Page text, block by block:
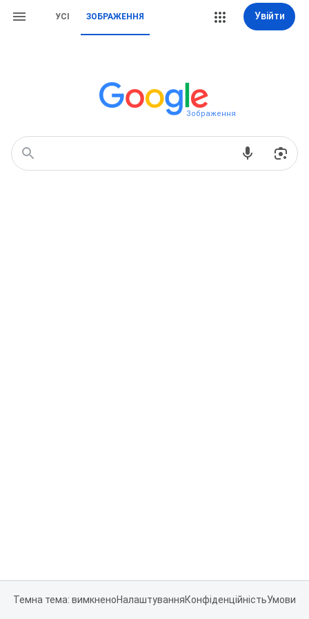
УСІ ЗОБРАЖЕННЯ Увійти
Зображення
Темна тема: вимкненоНалаштуванняКонфіденційністьУмови